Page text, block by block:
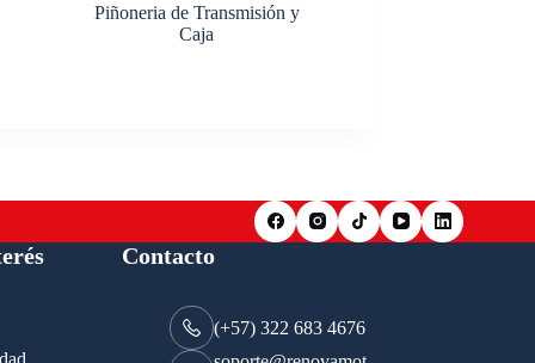
Piñoneria de Transmisión y
Caja
Contacto
(+57) 322 683 4676